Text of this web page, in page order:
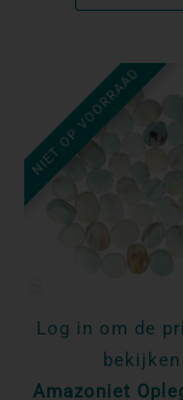
NIET OP VOORRAAD
Log in om de
bekijken
Amazoniet